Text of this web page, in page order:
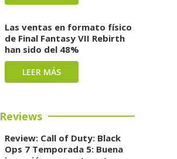
Las ventas en formato físico
de Final Fantasy VII Rebirth
han sido del 48%
LEER MÁS
Reviews
Review: Call of Duty: Black
Ops 7 Temporada 5: Buena